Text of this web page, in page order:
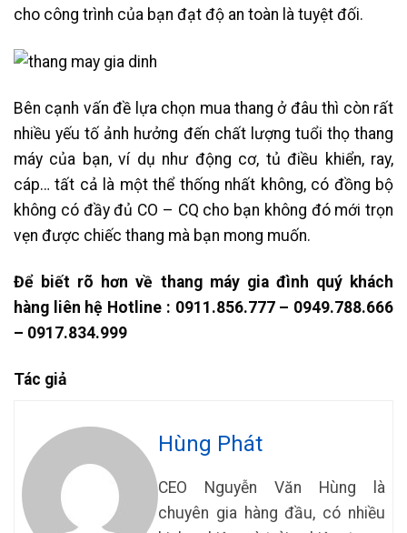
cho công trình của bạn đạt độ an toàn là tuyệt đối.
Bên cạnh vấn đề lựa chọn mua thang ở đâu thì còn rất
nhiều yếu tố ảnh hưởng đến chất lượng tuổi thọ thang
máy của bạn, ví dụ như động cơ, tủ điều khiển, ray,
cáp… tất cả là một thể thống nhất không, có đồng bộ
không có đầy đủ CO – CQ cho bạn không đó mới trọn
vẹn được chiếc thang mà bạn mong muốn.
Để biết rõ hơn về thang máy gia đình quý khách
hàng liên hệ Hotline : 0911.856.777 – 0949.788.666
– 0917.834.999
Tác giả
Hùng Phát
CEO Nguyễn Văn Hùng là
chuyên gia hàng đầu, có nhiều